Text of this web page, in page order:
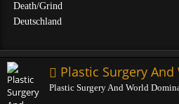
Death/Grind
Deutschland
Plastic Surgery
Plastic Surgery And World